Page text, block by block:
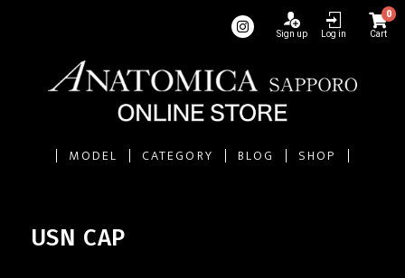
Sign up Log in
0
Cart
MODEL CATEGORY BLOG SHOP
USN CAP